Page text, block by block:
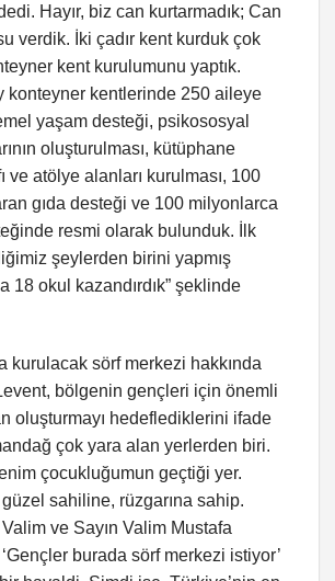
Hayır, biz can kurtarmadık; Can
verdik. İki çadır kent kurduk çok
kent kurulumunu yaptık.
konteyner kentlerinde 250 aileye
yaşam desteği, psikososyal
oluşturulması, kütüphane
ve atölye alanları kurulması, 100
gıda desteği ve 100 milyonlarca
resmi olarak bulunduk. İlk
şeylerden birini yapmış
18 okul kazandırdık” şeklinde
kurulacak sörf merkezi hakkında
bölgenin gençleri için önemli
oluşturmayı hedeflediklerini ifade
çok yara alan yerlerden biri.
çocukluğumun geçtiği yer.
güzel sahiline, rüzgarına sahip.
ve Sayın Valim Mustafa
burada sörf merkezi istiyor’